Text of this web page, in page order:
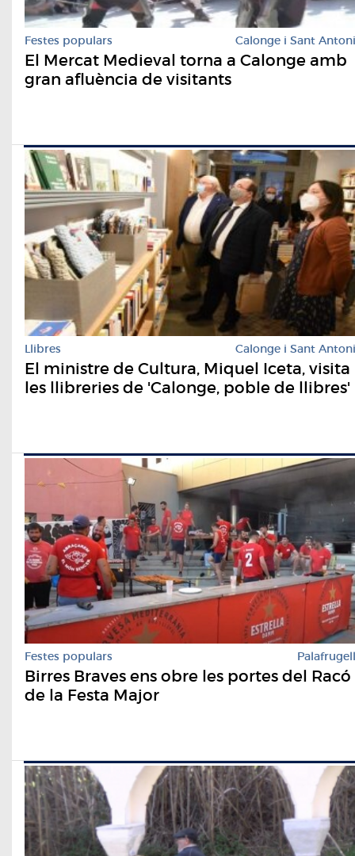
Festes populars Calonge i Sant Antoni
El Mercat Medieval torna a Calonge amb
gran afluència de visitants
Llibres Calonge i Sant Antoni
El ministre de Cultura, Miquel Iceta, visita
les llibreries de 'Calonge, poble de llibres'
Festes populars Palafrugell
Birres Braves ens obre les portes del Racó
de la Festa Major